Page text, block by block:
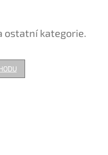
ostatní kategorie.